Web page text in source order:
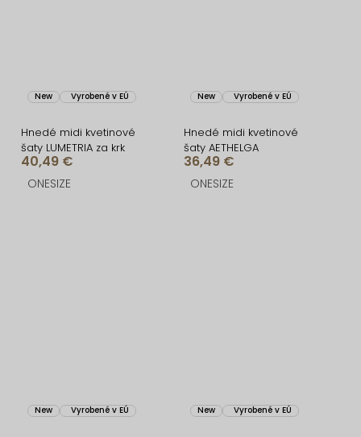
New Vyrobené v EÚ
Hnedé midi kvetinové
šaty LUMETRIA za krk
40,49 €
ONESIZE
New Vyrobené v EÚ
Hnedé midi kvetinové
šaty AETHELGA
36,49 €
ONESIZE
New Vyrobené v EÚ New Vyrobené v EÚ